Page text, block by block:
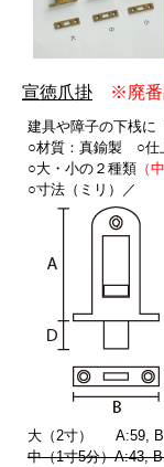
宣徳爪掛 ※廃番
建具や障子の下桟に
○材質：真鍮製 ○仕
○大・小の２種類 （
○寸法（ミリ）／
大（2寸） A:59,
中（1寸5分）A:43,